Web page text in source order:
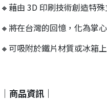
🔸藉由 3D 印刷技術創造特
🔸 將在台灣的回憶，化為掌
🔸 可吸附於鐵片材質或冰箱
｜商品資訊｜